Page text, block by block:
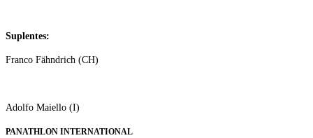
Suplentes:
Franco Fähndrich (CH)
Adolfo Maiello (I)
PANATHLON INTERNATIONAL